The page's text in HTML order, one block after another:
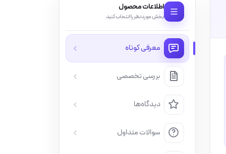
اطلاعات محصول
بخش موردنظر را انتخاب کنید
معرفی کوتاه
بررسی تخصصی
دیدگاه‌ها
سوالات متداول